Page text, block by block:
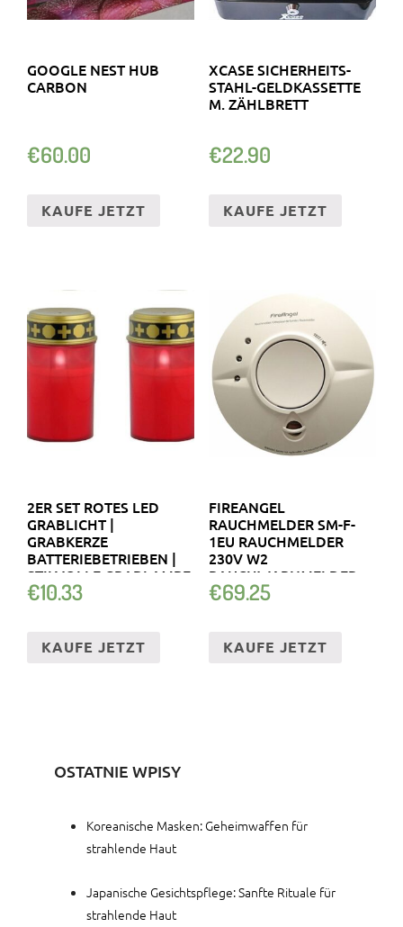
GOOGLE NEST HUB
CARBON
€60.00
KAUFE JETZT
XCASE SICHERHEITS-
STAHL-GELDKASSETTE
M. ZÄHLBRETT
€22.90
KAUFE JETZT
2ER SET ROTES LED
GRABLICHT |
GRABKERZE
BATTERIEBETRIEBEN |
STILVOLLE GRABLAMPE
€10.33
KAUFE JETZT
FIREANGEL
RAUCHMELDER SM-F-
1EU RAUCHMELDER
230V W2
RAUCHWARNMELDER
KABEL
€69.25
KAUFE JETZT
OSTATNIE WPISY
Koreanische Masken: Geheimwaffen für
strahlende Haut
Japanische Gesichtspflege: Sanfte Rituale für
strahlende Haut